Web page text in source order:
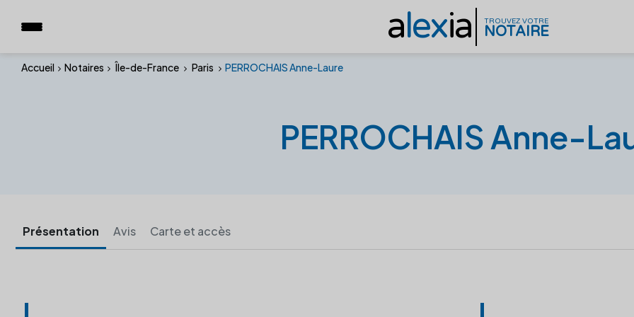
alexia TROUVEZ VOTRE
NOTAIRE
Accueil Notaires Île-de-France Paris PERROCHAIS Anne-Laure
PERROCHAIS Anne-
Présentation Avis Carte et accès